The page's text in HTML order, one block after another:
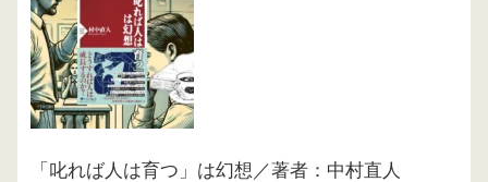
「叱れば人は育つ」は幻想／著者：中村直人